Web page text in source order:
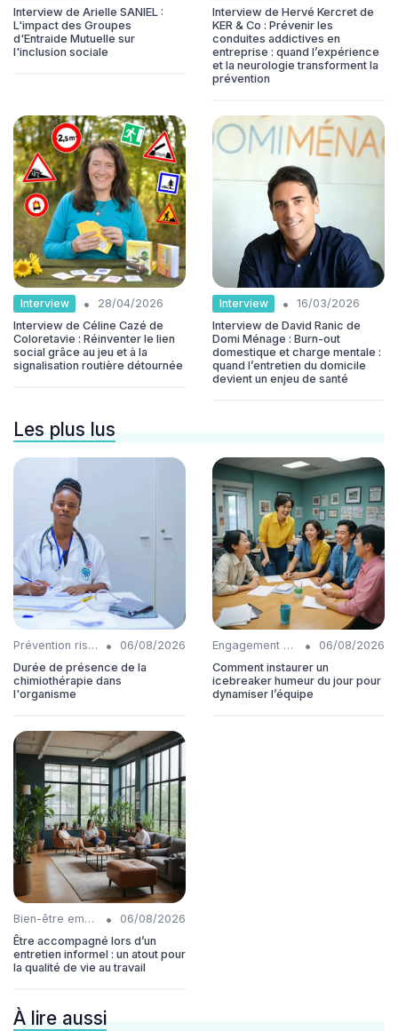
Interview de Arielle SANIEL :
L'impact des Groupes
d'Entraide Mutuelle sur
l'inclusion sociale
Interview de Hervé Kercret de
KER & Co : Prévenir les
conduites addictives en
entreprise : quand l’expérience
et la neurologie transforment la
prévention
Interview •
28/04/2026
Interview de Céline Cazé de
Coloretavie : Réinventer le lien
social grâce au jeu et à la
signalisation routière détournée
Interview •
16/03/2026
Interview de David Ranic de
Domi Ménage : Burn-out
domestique et charge mentale :
quand l’entretien du domicile
devient un enjeu de santé
Les plus lus
Prévention risques •
06/08/2026
Durée de présence de la
chimiothérapie dans
l'organisme
Engagement collaborateurs •
06/08/2026
Comment instaurer un
icebreaker humeur du jour pour
dynamiser l’équipe
Bien-être employés •
06/08/2026
Être accompagné lors d’un
entretien informel : un atout pour
la qualité de vie au travail
À lire aussi